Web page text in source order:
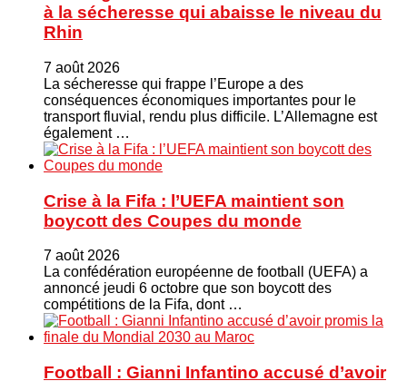
à la sécheresse qui abaisse le niveau du
Rhin
7 août 2026
La sécheresse qui frappe l’Europe a des
conséquences économiques importantes pour le
transport fluvial, rendu plus difficile. L’Allemagne est
également …
Crise à la Fifa : l’UEFA maintient son
boycott des Coupes du monde
7 août 2026
La confédération européenne de football (UEFA) a
annoncé jeudi 6 octobre que son boycott des
compétitions de la Fifa, dont …
Football : Gianni Infantino accusé d’avoir